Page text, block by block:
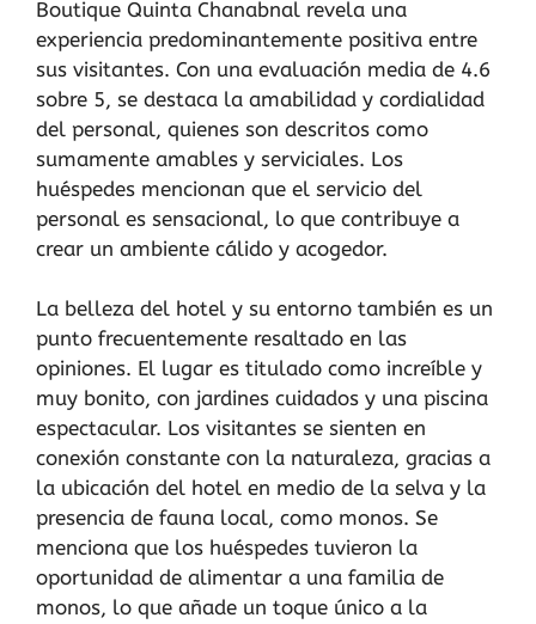
Boutique Quinta Chanabnal revela una
experiencia predominantemente positiva entre
sus visitantes. Con una evaluación media de 4.6
sobre 5, se destaca la amabilidad y cordialidad
del personal, quienes son descritos como
sumamente amables y serviciales. Los
huéspedes mencionan que el servicio del
personal es sensacional, lo que contribuye a
crear un ambiente cálido y acogedor.
La belleza del hotel y su entorno también es un
punto frecuentemente resaltado en las
opiniones. El lugar es titulado como increíble y
muy bonito, con jardines cuidados y una piscina
espectacular. Los visitantes se sienten en
conexión constante con la naturaleza, gracias a
la ubicación del hotel en medio de la selva y la
presencia de fauna local, como monos. Se
menciona que los huéspedes tuvieron la
oportunidad de alimentar a una familia de
monos, lo que añade un toque único a la